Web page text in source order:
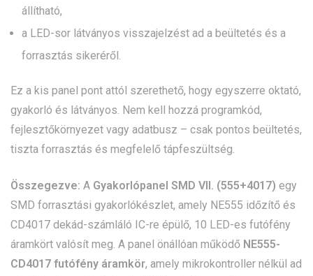
állítható,
a LED-sor látványos visszajelzést ad a beültetés és a
forrasztás sikeréről.
Ez a kis panel pont attól szerethető, hogy egyszerre oktató,
gyakorló és látványos. Nem kell hozzá programkód,
fejlesztőkörnyezet vagy adatbusz – csak pontos beültetés,
tiszta forrasztás és megfelelő tápfeszültség.
Összegezve: A Gyakorlópanel SMD VII. (555+4017) egy
SMD forrasztási gyakorlókészlet, amely NE555 időzítő és
CD4017 dekád-számláló IC-re épülő, 10 LED-es futófény
áramkört valósít meg. A panel önállóan működő NE555-
CD4017 futófény áramkör, amely mikrokontroller nélkül ad